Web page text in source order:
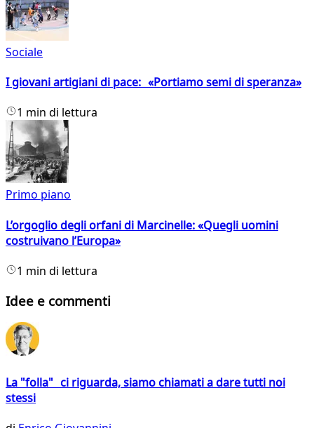
Sociale
I giovani artigiani di pace: «Portiamo semi di speranza»
1 min di lettura
Primo piano
L’orgoglio degli orfani di Marcinelle: «Quegli uomini
costruivano l’Europa»
1 min di lettura
Idee e commenti
La "folla" ci riguarda, siamo chiamati a dare tutti noi
stessi